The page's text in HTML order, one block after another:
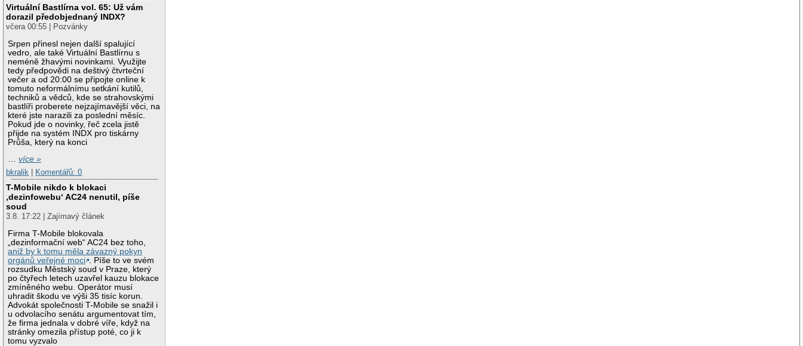
Virtuální Bastlírna vol. 65: Už vám
dorazil předobjednaný INDX?
včera 00:55 | Pozvánky
Srpen přinesl nejen další spalující
vedro, ale také Virtuální Bastlírnu s
neméně žhavými novinkami. Využijte
tedy předpovědi na deštivý čtvrteční
večer a od 20:00 se připojte online k
tomuto neformálnímu setkání kutilů,
techniků a vědců, kde se strahovskými
bastlíři proberete nejzajímavější věci, na
které jste narazili za poslední měsíc.
Pokud jde o novinky, řeč zcela jistě
přijde na systém INDX pro tiskárny
Průša, který na konci
…více »
bkralik | Komentářů: 0
T-Mobile nikdo k blokaci
‚dezinfowebu‘ AC24 nenutil, píše
soud
3.8. 17:22 | Zajímavý článek
Firma T-Mobile blokovala
„dezinformační web“ AC24 bez toho,
aniž by k tomu měla závazný pokyn
orgánů veřejné moci
. Píše to ve svém
rozsudku Městský soud v Praze, který
po čtyřech letech uzavřel kauzu blokace
zmíněného webu. Operátor musí
uhradit škodu ve výši 35 tisíc korun.
Advokát společnosti T-Mobile se snažil i
u odvolacího senátu argumentovat tím,
že firma jednala v dobré víře, když na
stránky omezila přístup poté, co ji k
tomu vyzvalo